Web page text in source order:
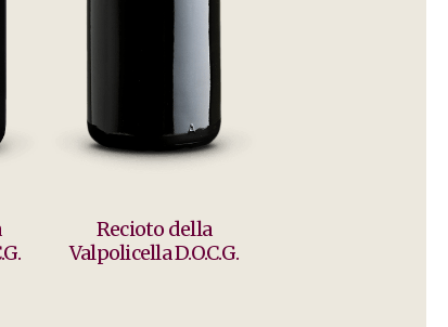
Recioto della
Valpolicella D.O.C.G.